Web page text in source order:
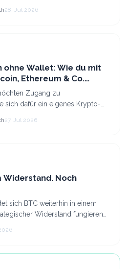
28. Jul 2026
ohne Wallet: Wie du mit
Ethereum & Co.
Zugang zu
sich dafür ein eigenes Krypto-
Dazu kommt, dass viele
27. Jul 2026
Widerstand. Noch
sich BTC weiterhin in einem
Widerstand fungieren
USD und HRW-1 bei